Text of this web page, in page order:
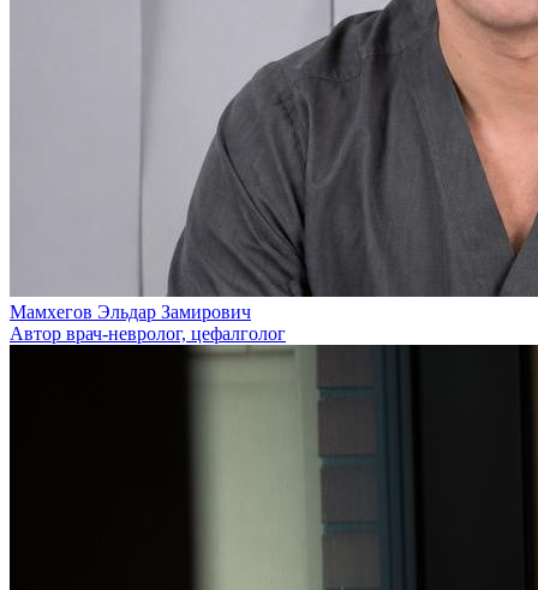
Мамхегов Эльдар Замирович
Автор врач-невролог, цефалголог